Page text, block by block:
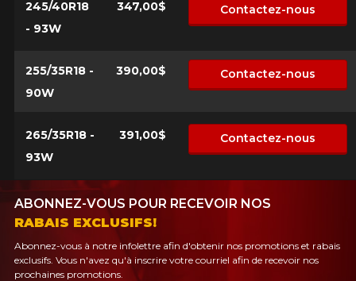
245/40R18
- 93W
347,00$ Contactez-nous
255/35R18 -
90W
390,00$ Contactez-nous
265/35R18 -
93W
391,00$ Contactez-nous
ABONNEZ-VOUS POUR RECEVOIR NOS
RABAIS EXCLUSIFS!
Abonnez-vous à notre infolettre afin d'obtenir nos promotions et rabais
exclusifs. Vous n'avez qu'à inscrire votre courriel afin de recevoir nos
prochaines promotions.